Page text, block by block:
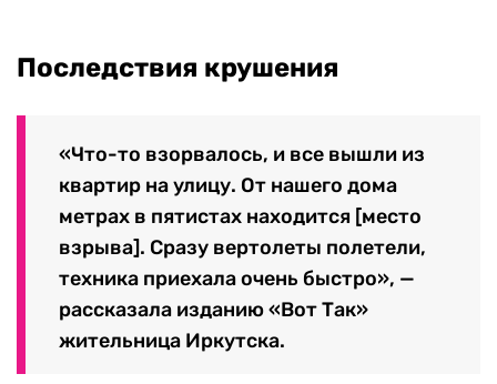
Последствия крушения
«Что-то взорвалось, и все вышли из
квартир на улицу. От нашего дома
метрах в пятистах находится [место
взрыва]. Сразу вертолеты полетели,
техника приехала очень быстро», —
рассказала изданию «Вот Так»
жительница Иркутска.